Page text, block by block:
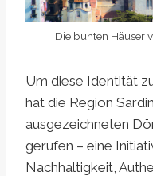
Die bunten Häuser
Um diese Identität
hat die Region
ausgezeichneten
gerufen – eine
Nachhaltigkeit,